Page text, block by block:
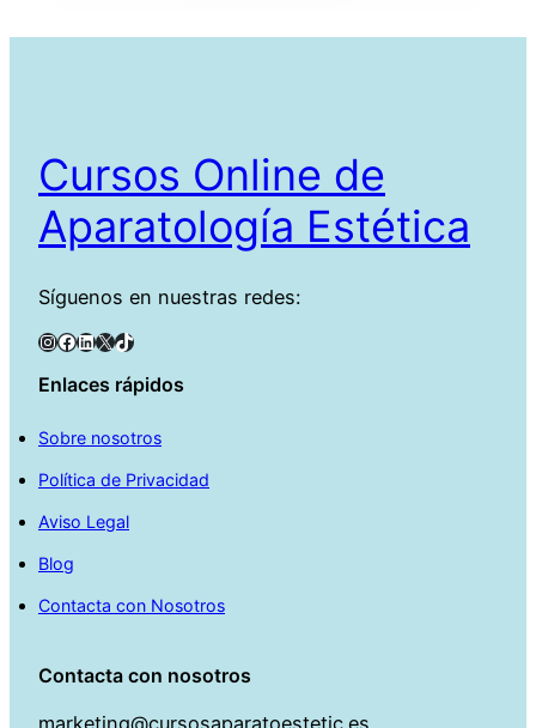
Cursos Online de
Aparatología Estética
Síguenos en nuestras redes:
InstagramFacebook LinkedIn X TikTok
Enlaces rápidos
Sobre nosotros
Política de Privacidad
Aviso Legal
Blog
Contacta con Nosotros
Contacta con nosotros